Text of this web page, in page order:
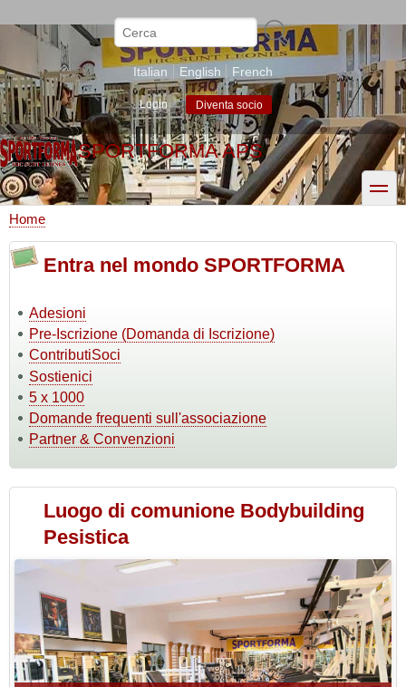
al
contenuto
principale
Cerca
Italian English French
Login Diventa socio
SPORTFORMA APS
toggle
Briciole
di
Home
Entra nel mondo SPORTFORMA
Adesioni
Pre-Iscrizione (Domanda di Iscrizione)
ContributiSoci
Sostienici
5 x 1000
Domande frequenti sull'associazione
Partner & Convenzioni
Luogo di comunione Bodybuilding
Pesistica